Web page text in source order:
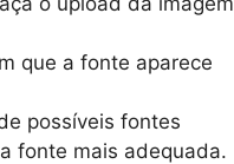
que a fonte aparece
possíveis fontes
fonte mais adequada.